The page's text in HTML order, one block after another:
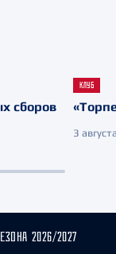
сборов
КЛУБ
3
2026/2027